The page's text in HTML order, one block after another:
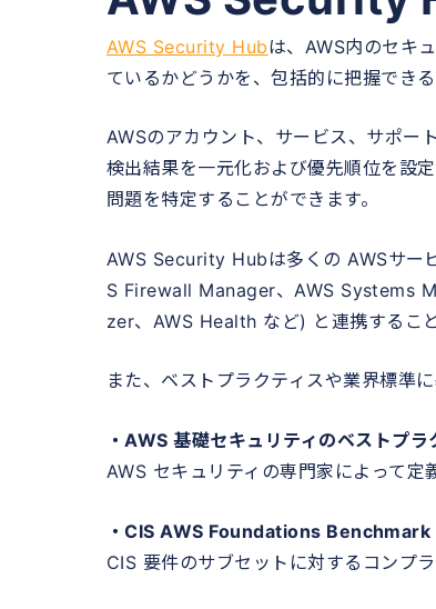
AWS Security Hubは、AWS内のセキ
ているかどうかを、包括的に把握できる
AWSのアカウント、サービス、サポー
検出結果を一元化および優先順位を設
問題を特定することができます。
AWS Security Hubは多くの AWSサ
S Firewall Manager、AWS Systems
zer、AWS Health など) と連携すること
また、ベストプラクティスや業界標準
・AWS 基礎セキュリティのベストプ
AWS セキュリティの専門家によって定
・CIS AWS Foundations
CIS 要件のサブセットに対するコンプ